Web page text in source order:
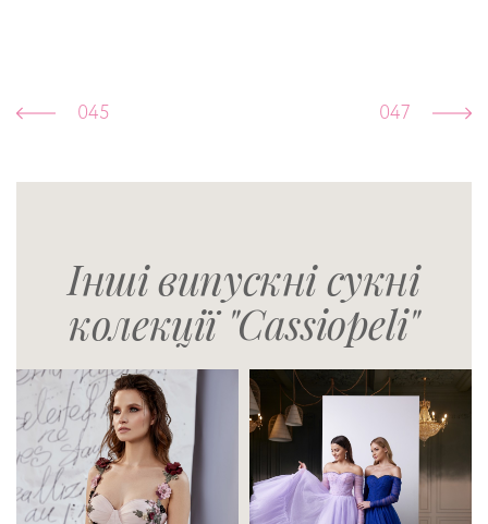
045 047
Інші випускні сукні
колекції "Cassiopeli"